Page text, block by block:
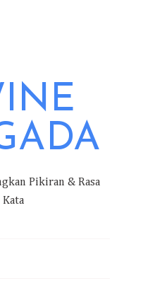
Pikiran & Rasa
Kata